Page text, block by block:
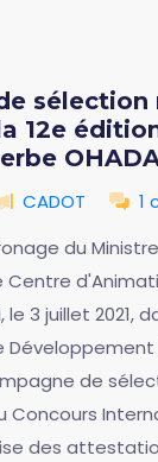
12e
CADOT 1
du
Centre
le 3 juillet 2021,
de
Concours
des